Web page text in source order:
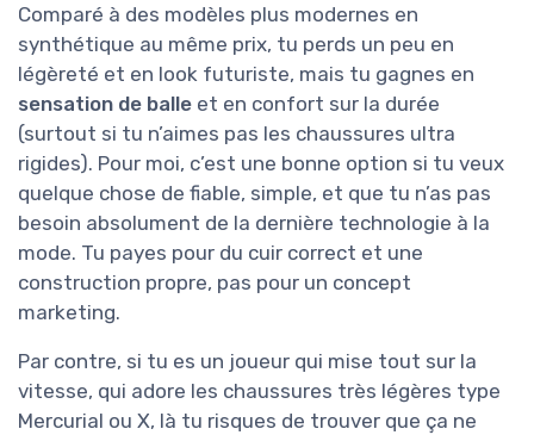
Comparé à des modèles plus modernes en
synthétique au même prix, tu perds un peu en
légèreté et en look futuriste, mais tu gagnes en
sensation de balle et en confort sur la durée
(surtout si tu n’aimes pas les chaussures ultra
rigides). Pour moi, c’est une bonne option si tu veux
quelque chose de fiable, simple, et que tu n’as pas
besoin absolument de la dernière technologie à la
mode. Tu payes pour du cuir correct et une
construction propre, pas pour un concept
marketing.
Par contre, si tu es un joueur qui mise tout sur la
vitesse, qui adore les chaussures très légères type
Mercurial ou X, là tu risques de trouver que ça ne